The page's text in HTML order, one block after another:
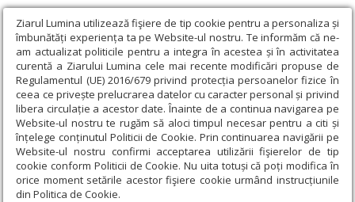
Ziarul Lumina utilizează fişiere de tip cookie pentru a personaliza și
îmbunătăți experiența ta pe Website-ul nostru. Te informăm că ne-
am actualizat politicile pentru a integra în acestea și în activitatea
curentă a Ziarului Lumina cele mai recente modificări propuse de
Regulamentul (UE) 2016/679 privind protecția persoanelor fizice în
ceea ce privește prelucrarea datelor cu caracter personal și privind
libera circulație a acestor date. Înainte de a continua navigarea pe
Website-ul nostru te rugăm să aloci timpul necesar pentru a citi și
înțelege conținutul Politicii de Cookie. Prin continuarea navigării pe
Website-ul nostru confirmi acceptarea utilizării fişierelor de tip
cookie conform Politicii de Cookie. Nu uita totuși că poți modifica în
orice moment setările acestor fişiere cookie urmând instrucțiunile
din Politica de Cookie.
Ziarul Lumina › Opinii › Repere și idei › Rugăciunea minții
Rugăciunea minții